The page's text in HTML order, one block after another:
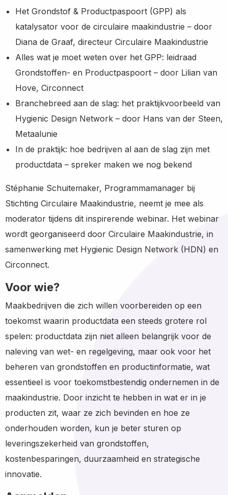
Het Grondstof & Productpaspoort (GPP) als
katalysator voor de circulaire maakindustrie – door
Diana de Graaf, directeur Circulaire Maakindustrie
Alles wat je moet weten over het GPP: leidraad
Grondstoffen- en Productpaspoort – door Lilian van
Hove, Circonnect
Branchebreed aan de slag: het praktijkvoorbeeld van
Hygienic Design Network – door Hans van der Steen,
Metaalunie
In de praktijk: hoe bedrijven al aan de slag zijn met
productdata – spreker maken we nog bekend
Stéphanie Schuitemaker, Programmamanager bij
Stichting Circulaire Maakindustrie, neemt je mee als
moderator tijdens dit inspirerende webinar. Het webinar
wordt georganiseerd door Circulaire Maakindustrie, in
samenwerking met Hygienic Design Network (HDN) en
Circonnect.
Voor wie?
Maakbedrijven die zich willen voorbereiden op een
toekomst waarin productdata een steeds grotere rol
spelen: productdata zijn niet alleen belangrijk voor de
naleving van wet- en regelgeving, maar ook voor het
beheren van grondstoffen en productinformatie, wat
essentieel is voor toekomstbestendig ondernemen in de
maakindustrie. Door inzicht te hebben in wat er in je
producten zit, waar ze zich bevinden en hoe ze
onderhouden worden, kun je beter sturen op
leveringszekerheid van grondstoffen,
kostenbesparingen, duurzaamheid en strategische
innovatie.